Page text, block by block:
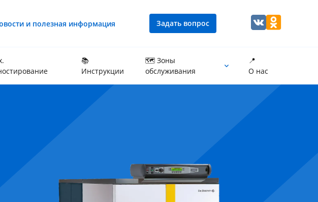
и полезная информация Задать вопрос
📚
Инструкции
🗺 Зоны
обслуживания
📍
О нас